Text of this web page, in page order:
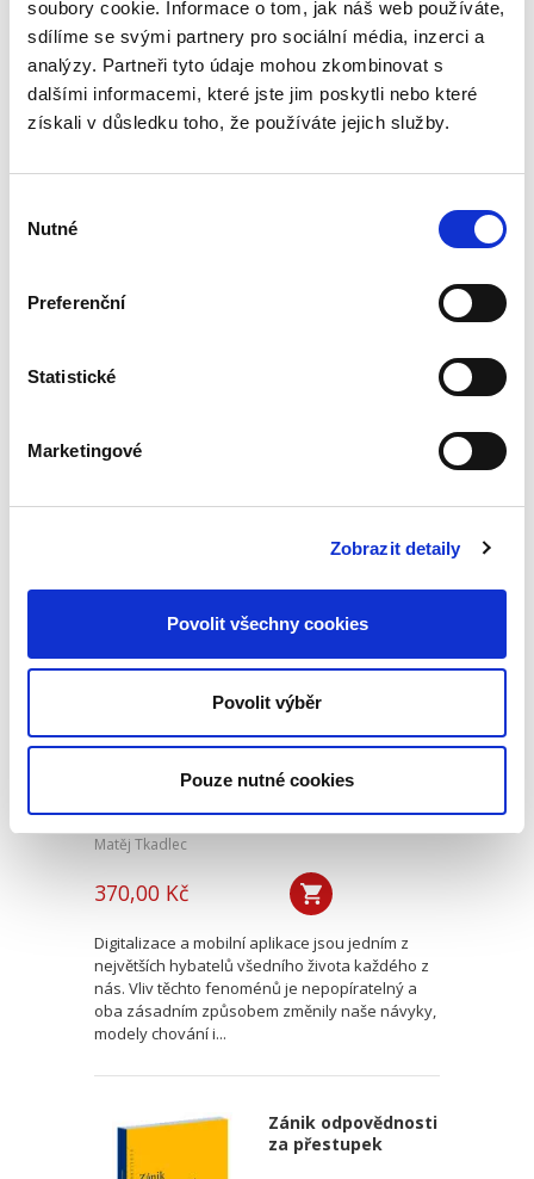
soubory cookie. Informace o tom, jak náš web používáte,
sdílíme se svými partnery pro sociální média, inzerci a
analýzy. Partneři tyto údaje mohou zkombinovat s
dalšími informacemi, které jste jim poskytli nebo které
získali v důsledku toho, že používáte jejich služby.
souhlasu
Nutné
Preferenční
Statistické
Marketingové
Zobrazit detaily
Povolit všechny cookies
Povolit výběr
Pouze nutné cookies
2019/1158 ze dne 20. června 2019 o rovnováze
mezi pracovním a...
Dvacet let
aplikace práva EU
Jak právo EU ovlivňuje výklad a aplikaci
Postavení
měnícím se světě
závislé práce se
zaměřením na
digitální platformy
Matěj Tkadlec
370,00 Kč
Digitalizace a mobilní aplikace jsou jedním z
největších hybatelů všedního života každého z
nás. Vliv těchto fenoménů je nepopíratelný a
oba zásadním způsobem změnily naše návyky,
modely chování i...
Zánik odpovědnosti
za přestupek